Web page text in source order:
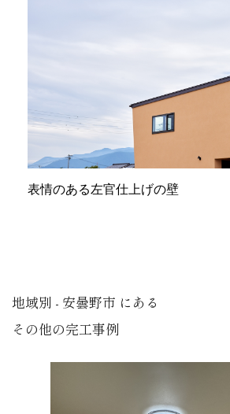
表情のある左官仕上げの壁
地域別 - 安曇野市 にある
その他の完工事例